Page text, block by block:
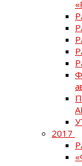
2017